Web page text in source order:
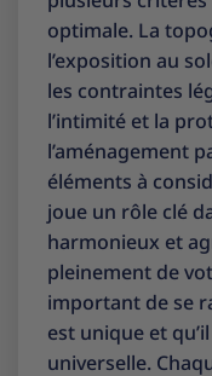
optimale. La
l’exposition au
les contraintes
l’intimité et la
l’aménagement
éléments à
joue un rôle clé
harmonieux et
pleinement de
important de se
est unique et
universelle.